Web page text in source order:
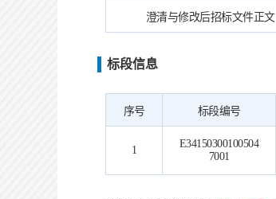
澄清与修改后招标文件正文
标段信息
序号 标段编号
1
E34150300100504
7001